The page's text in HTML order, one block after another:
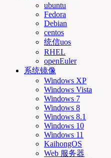
ubuntu
Fedora
Debian
centos
统信uos
RHEL
openEuler
系统镜像
Windows XP
Windows Vista
Windows 7
Windows 8
Windows 8.1
Windows 10
Windows 11
KaihongOS
Web 服务器